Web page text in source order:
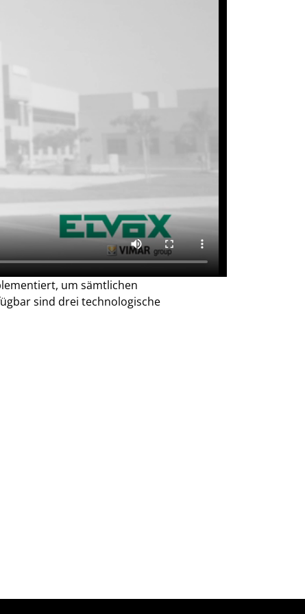
um sämtlichen
sind drei technologische